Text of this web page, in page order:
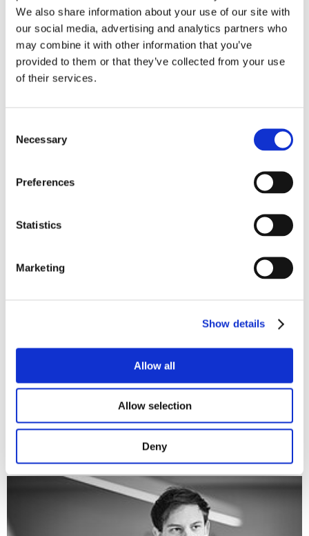
We also share information about your use of our site with
our social media, advertising and analytics partners who
may combine it with other information that you’ve
provided to them or that they’ve collected from your use
of their services.
Selection
Necessary
Preferences
Statistics
Marketing
Show details
Allow all
Allow selection
Deny
© All Bong / unsplash
Von Metallfarben zu
Knallorange